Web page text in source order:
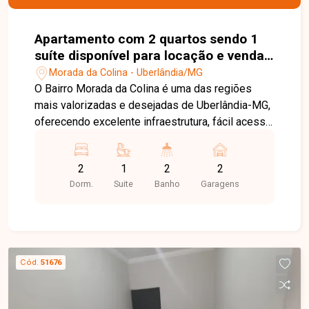
Apartamento com 2 quartos sendo 1
suíte disponível para locação e venda
no bairro Morada da Colina em
Uberlândia-MG
Morada da Colina - Uberlândia/MG
O Bairro Morada da Colina é uma das regiões
mais valorizadas e desejadas de Uberlândia-MG,
oferecendo excelente infraestrutura, fácil acesso
supermercados, escolas, restaurantes, farmácias
e diversos serviços essenciais. A localização
próxima ao Praia Clube proporciona ainda mais
composto por sala ampla em dois ambientes
com sacada, proporcionando excelente
iluminação natural e ventilação. O imóvel conta
com cozinha equipada com armários planejados,
2
Dorm.
1
Suite
2
Banho
2
Garagens
Cód. 51676